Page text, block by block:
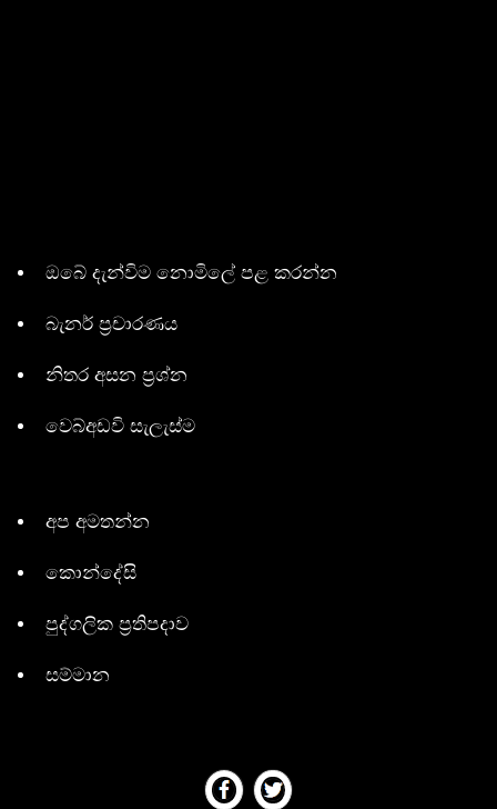
ඔබේ දැන්විම නොමිලේ පළ කරන්න
බැනර් ප්‍රචාරණය
නිතර අසන ප්‍රශ්න
වෙබ්අඩවි සැලැස්ම
අප අමතන්න
කොන්දේසි
පුද්ගලික ප්‍රතිපදාව
සම්මාන